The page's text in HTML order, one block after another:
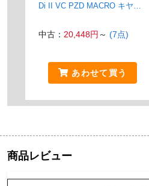
Di II VC PZD MACRO キヤノ
中古： 20,448円 ～ (7点)
あわせて買う
商品レビュー